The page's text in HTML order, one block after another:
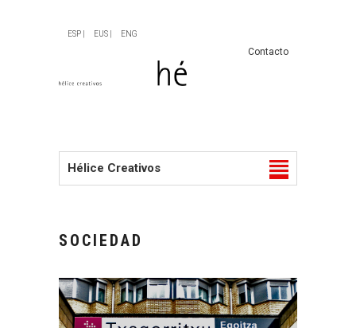
ESP | EUS | ENG
Contacto
Hélice Creativos
SOCIEDAD